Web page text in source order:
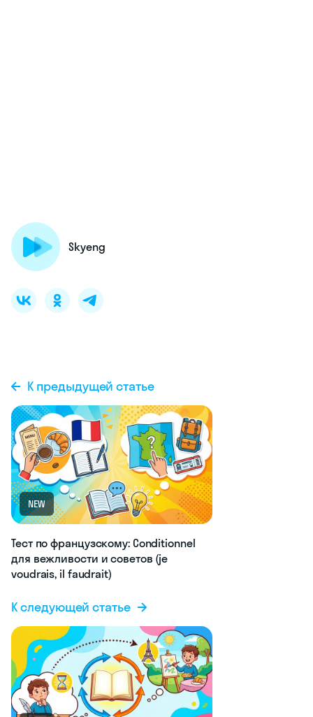
Skyeng
К предыдущей статье
NEW
Тест по французскому: Conditionnel
для вежливости и советов (je
voudrais, il faudrait)
К следующей статье